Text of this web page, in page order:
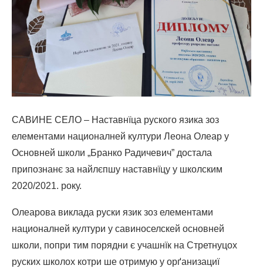
САВИНЕ СЕЛО – Наставнїца руского язика зоз
елементами националней култури Леона Олеар у
Основней школи „Бранко Радичевич” достала
припознанє за найлєпшу наставнїцу у школским
2020/2021. року.
Олеарова виклада руски язик зоз елементами
националней култури у савиноселскей основней
школи, попри тим порядни є учашнїк на Стретнуцох
руских школох котри ше отримую у орґанизациї